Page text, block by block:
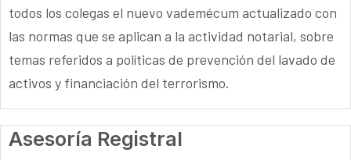
todos los colegas el nuevo vademécum actualizado con
las normas que se aplican a la actividad notarial, sobre
temas referidos a políticas de prevención del lavado de
activos y financiación del terrorismo.
Asesoría Registral